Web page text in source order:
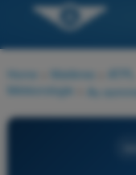
Home Matières
Météorologie